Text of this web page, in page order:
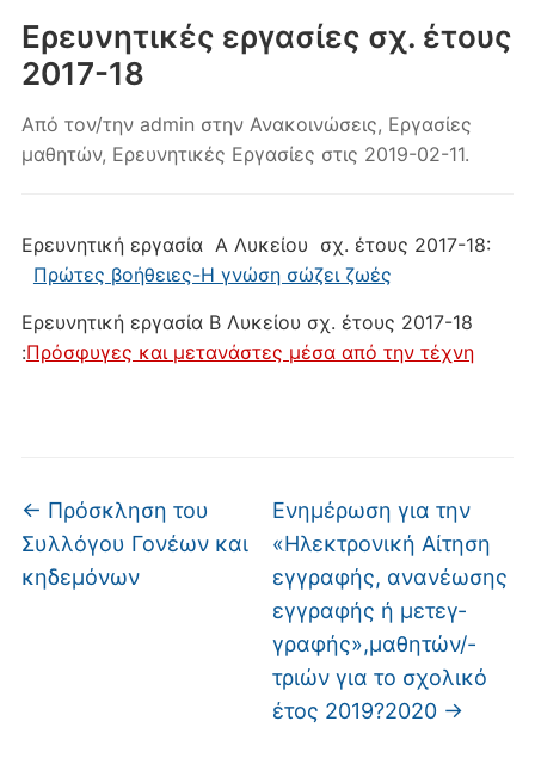
Ερευνητικές εργασίες σχ. έτους
2017-18
Από τον/την admin στην Ανακοινώσεις, Εργασίες
μαθητών, Ερευνητικές Εργασίες στις 2019-02-11.
Ερευνητική εργασία Α Λυκείου σχ. έτους 2017-18:
Πρώτες βοήθειες-Η γνώση σώζει ζωές
Ερευνητική εργασία Β Λυκείου σχ. έτους 2017-18
:Πρόσφυγες και μετανάστες μέσα από την τέχνη
← Πρόσκληση του
Συλλόγου Γονέων και
κηδεμόνων
Ενημέρωση για την
«Ηλεκτρονική Αίτηση
εγγραφής, ανανέωσης
εγγραφής ή μετεγ-
γραφής»,μαθητών/-
τριών για το σχολικό
έτος 2019?2020 →